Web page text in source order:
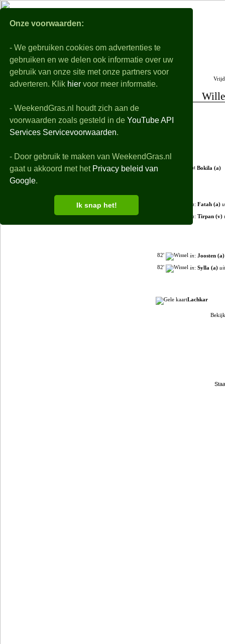
Onze voorwaarden:
- We gebruiken cookies om advertenties te
gebruiken en we delen ook informatie over uw
gebruik van onze site met onze partners voor
adverteren. Klik hier voor meer informatie.
- WeekendGras.nl houdt zich aan de
voorwaarden zoals gesteld in deYouTube API
Services Servicevoorwaarden.
- Door gebruik te maken van WeekendGras.nl
gaat u akkoord met het Privacy beleid van
Google.
Ik snap het!
The monday after
Alle eredivisie samenvattingen, uitslagen, details en filmpjes van de gespeelde
vrijdag 07-08 t/m zondag 09-08
NEC-Telstar 1-2
Go Ahead Eagles-Willem II 4-1
AZ-ADO Den Haag 2-0
Sparta R'dam-Feyenoord 0-1
sc Heerenveen-FC Twente 1-0
51' Bokila (a)
in: Fatah (a)
in: Tirpan (v)
82' in: Joosten (a)
82' in: Sylla (a) uit
Lachkar